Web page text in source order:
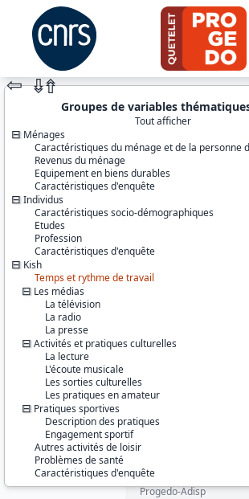
⇦ ⇮⇮
Groupes de variables
Tout afficher
Ménages
Caractéristiques du ménage et de la personne
Revenus du ménage
Equipement en biens durables
Caractéristiques d'enquête
Individus
Caractéristiques socio-démographiques
Etudes
Profession
Caractéristiques d'enquête
Kish
Temps et rythme de travail
Les médias
La télévision
La radio
La presse
Activités et pratiques culturelles
La lecture
L'écoute musicale
Les sorties culturelles
Les pratiques en amateur
Pratiques sportives
Description des pratiques
Engagement sportif
Autres activités de loisir
Problèmes de santé
Caractéristiques d'enquête
Identifiants :
lil-0177
Conditions de vie et
Conditions de Vie des
Couverture
Diffuseur :
Progedo-Adisp